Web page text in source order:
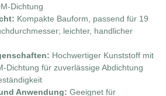
Dichtung
Kompakte Bauform, passend für 19
leichter, handlicher
Hochwertiger Kunststoff mit
Dichtung für zuverlässige Abdichtung
Anwendung: Geeignet für